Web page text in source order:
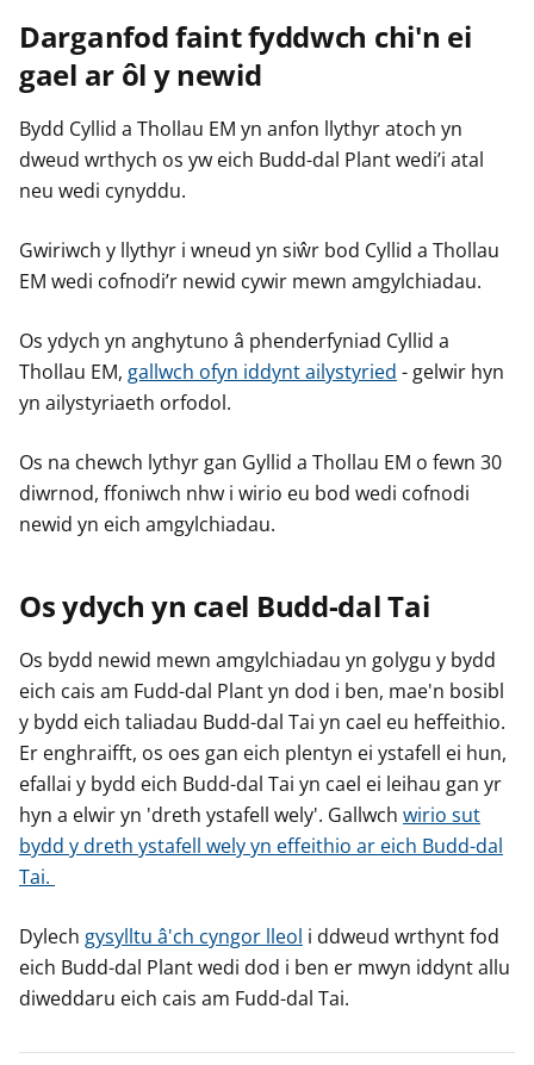
Darganfod faint fyddwch chi'n ei
gael ar ôl y newid
Bydd Cyllid a Thollau EM yn anfon llythyr atoch yn
dweud wrthych os yw eich Budd-dal Plant wedi’i atal
neu wedi cynyddu.
Gwiriwch y llythyr i wneud yn siŵr bod Cyllid a Thollau
EM wedi cofnodi’r newid cywir mewn amgylchiadau.
Os ydych yn anghytuno â phenderfyniad Cyllid a
Thollau EM, gallwch ofyn iddynt ailystyried - gelwir hyn
yn ailystyriaeth orfodol.
Os na chewch lythyr gan Gyllid a Thollau EM o fewn 30
diwrnod, ffoniwch nhw i wirio eu bod wedi cofnodi
newid yn eich amgylchiadau.
Os ydych yn cael Budd-dal Tai
Os bydd newid mewn amgylchiadau yn golygu y bydd
eich cais am Fudd-dal Plant yn dod i ben, mae'n bosibl
y bydd eich taliadau Budd-dal Tai yn cael eu heffeithio.
Er enghraifft, os oes gan eich plentyn ei ystafell ei hun,
efallai y bydd eich Budd-dal Tai yn cael ei leihau gan yr
hyn a elwir yn 'dreth ystafell wely'. Gallwch wirio sut
bydd y dreth ystafell wely yn effeithio ar eich Budd-dal
Tai.
Dylech gysylltu â'ch cyngor lleol i ddweud wrthynt fod
eich Budd-dal Plant wedi dod i ben er mwyn iddynt allu
diweddaru eich cais am Fudd-dal Tai.